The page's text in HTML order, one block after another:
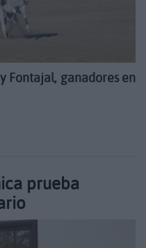
Fontajal, ganadores en
prueba